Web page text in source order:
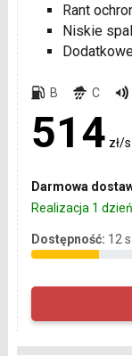
Rant
Niskie
B C
514 zł/
Darmowa
Realizacja 1 dzień
Dostępność: 12